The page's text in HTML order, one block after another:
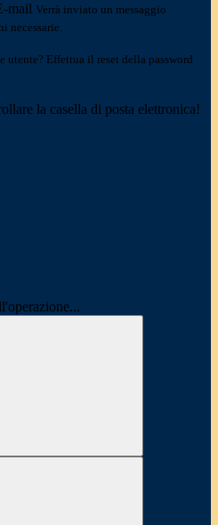
mail Verrà inviato un messaggio
necessarie.
utente? Effettua il reset della password
la casella di posta elettronica!